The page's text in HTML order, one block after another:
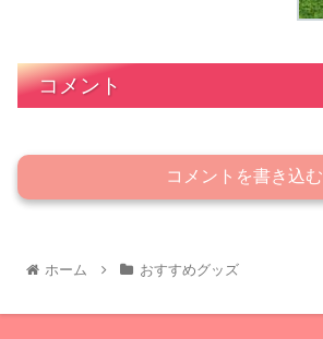
コメント
コメントを書き込む
ホーム おすすめグッズ